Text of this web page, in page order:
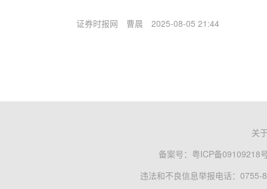
证券时报网 曹晨 2025-08-05 21:44
关
备案号： 粤ICP备09109218
违法和不良信息举报电话：0755-